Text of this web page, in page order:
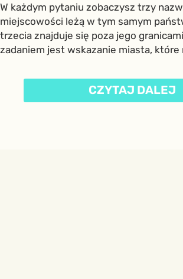
W każdym pytaniu zobaczysz trzy
miejscowości leżą w tym samym
trzecia znajduje się poza jego
zadaniem jest wskazanie miasta, które
CZYTAJ DALEJ